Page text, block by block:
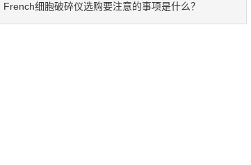
French细胞破碎仪选购要注意的事项是什么？